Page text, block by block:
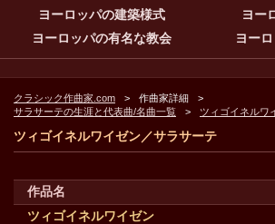
ヨーロッパの建築様式
ヨー
ヨーロッパの有名な教会
ヨー
クラシック作曲家.com
作曲家詳細
サラサーテの生涯と代表曲/名曲一覧
ツィゴイネルワ
ツィゴイネルワイゼン／サラサーテ
作品名
ツィゴイネルワイゼン